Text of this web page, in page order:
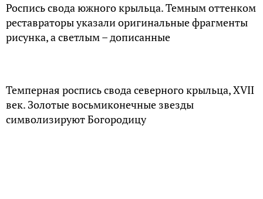
Роспись свода южного крыльца. Темным оттенком
реставраторы указали оригинальные фрагменты
рисунка, а светлым – дописанные
Темперная роспись свода северного крыльца, XVII
век. Золотые восьмиконечные звезды
символизируют Богородицу